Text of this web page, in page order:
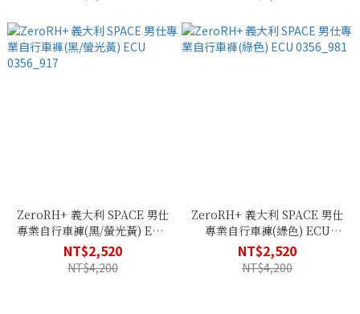
ZeroRH+ 義大利 SPACE 男仕
專業自行車褲(黑/螢光黃) ECU
0356_917
NT$2,520
NT$4,200
ZeroRH+ 義大利 SPACE 男仕
專業自行車褲(綠色) ECU
0356_981
NT$2,520
NT$4,200